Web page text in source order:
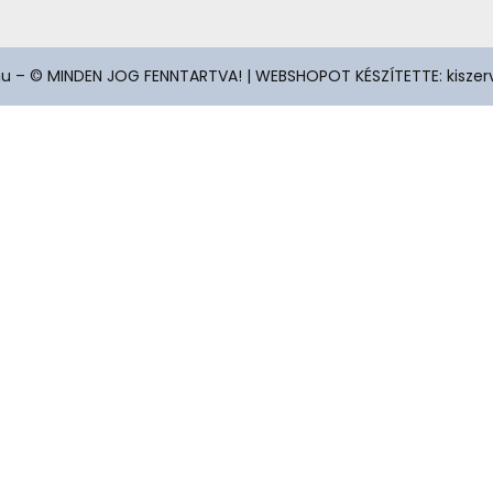
© MINDEN JOG FENNTARTVA! | WEBSHOPOT KÉSZÍTETTE: